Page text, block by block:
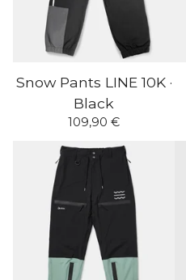
Snow Pants LINE 10K ·
Black
109,90 €